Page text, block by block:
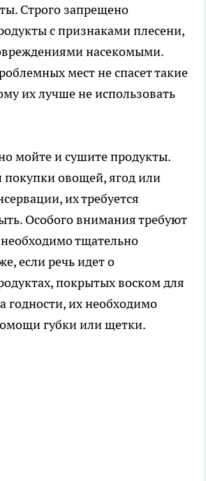
Строго запрещено
с признаками плесени,
насекомыми.
мест не спасет такие
их лучше не использовать
мойте и сушите продукты.
покупки овощей, ягод или
их требуется
Особого внимания требуют
тщательно
если речь идет о
покрытых воском для
годности, их необходимо
губки или щетки.